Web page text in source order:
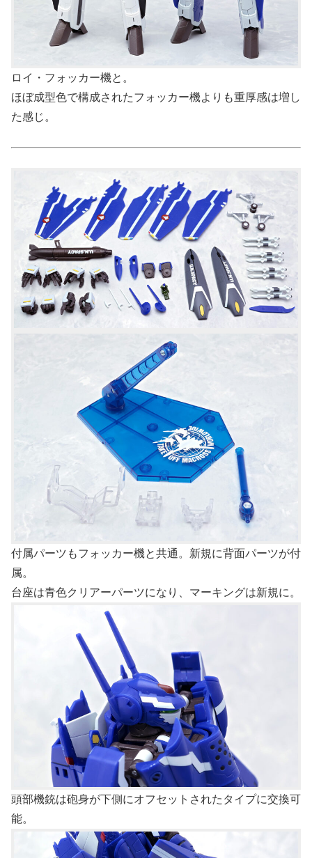
ロイ・フォッカー機と。
ほぼ成型色で構成されたフォッカー機よりも重厚感は増し
た感じ。
付属パーツもフォッカー機と共通。新規に背面パーツが付
属。
台座は青色クリアーパーツになり、マーキングは新規に。
頭部機銃は砲身が下側にオフセットされたタイプに交換可
能。